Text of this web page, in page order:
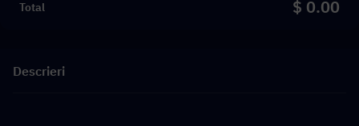
Total $ 0.00
Descrieri